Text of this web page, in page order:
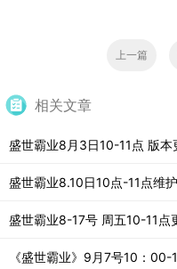
上一篇
相关文章
盛世霸业8月3日10-11点 版本
盛世霸业8.10日10点-11点维
盛世霸业8-17号 周五10-11点
《盛世霸业》9月7号10：